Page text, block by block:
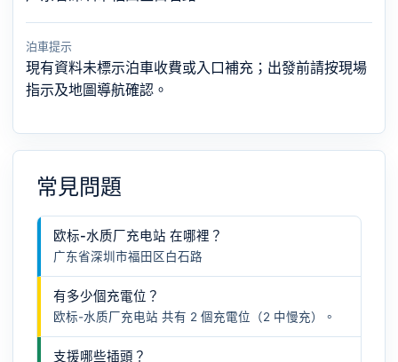
泊車提示
現有資料未標示泊車收費或入口補充；出發前請按現場
指示及地圖導航確認。
常見問題
欧标-水质厂充电站 在哪裡？
广东省深圳市福田区白石路
有多少個充電位？
欧标-水质厂充电站 共有 2 個充電位（2 中慢充）。
支援哪些插頭？